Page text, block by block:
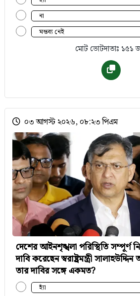
না
মন্তব্য নেই
মোট ভোটদাতাঃ ১৫১
০৩ আগস্ট ২০২৬, ০৮:২৩ পিএম
দেশের আইনশৃঙ্খলা পরিস্থিতি সম্পূর্ণ
দাবি করেছেন স্বরাষ্ট্রমন্ত্রী
তার দাবির সঙ্গে একমত?
হ্যাঁ